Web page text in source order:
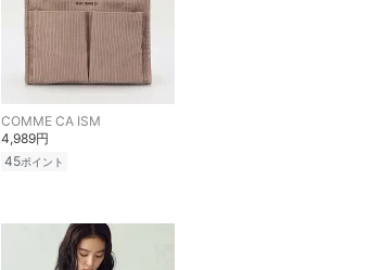
COMME CA ISM
4,989円
45ポイント